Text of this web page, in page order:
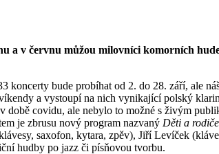
a v červnu můžou milovníci komorních
koncerty bude probíhat od 2. do 28. září, ale
a vystoupí na nich vynikající polský
covidu, ale nebylo to možné s živým
je zbrusu nový program nazvaný Děti a rodiče
saxofon, kytara, zpěv), Jiří Levíček
hudby po jazz či písňovou tvorbu.